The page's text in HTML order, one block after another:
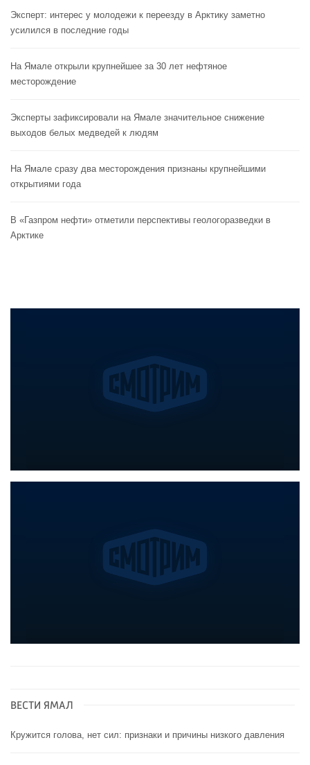
Эксперт: интерес у молодежи к переезду в Арктику заметно
усилился в последние годы
На Ямале открыли крупнейшее за 30 лет нефтяное
месторождение
Эксперты зафиксировали на Ямале значительное снижение
выходов белых медведей к людям
На Ямале сразу два месторождения признаны крупнейшими
открытиями года
В «Газпром нефти» отметили перспективы геологоразведки в
Арктике
ВЕСТИ ЯМАЛ
Кружится голова, нет сил: признаки и причины низкого давления